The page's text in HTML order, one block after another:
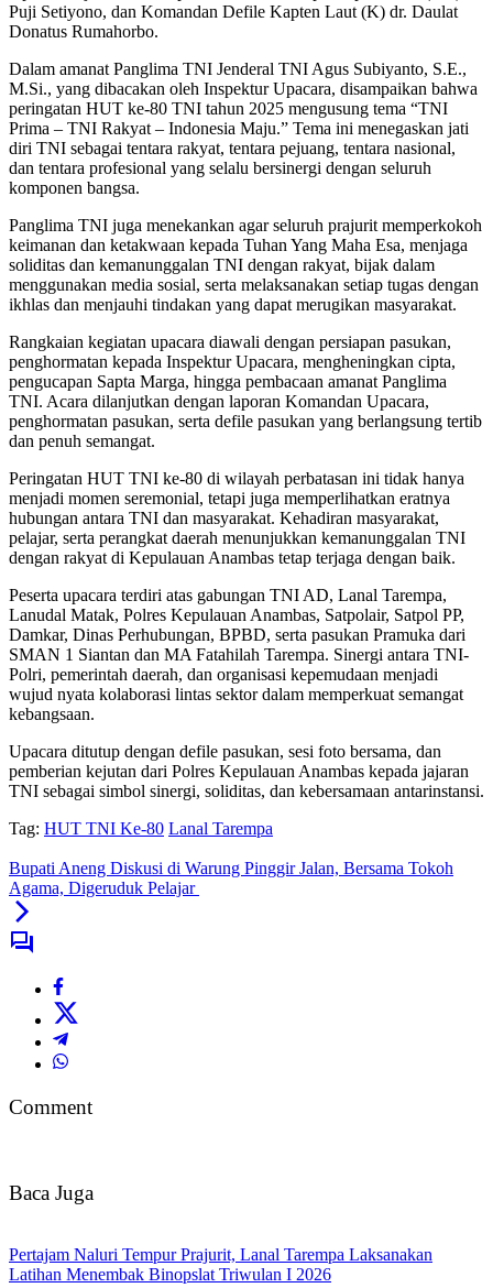
Puji Setiyono, dan Komandan Defile Kapten Laut (K) dr. Daulat
Donatus Rumahorbo.
Dalam amanat Panglima TNI Jenderal TNI Agus Subiyanto, S.E.,
M.Si., yang dibacakan oleh Inspektur Upacara, disampaikan bahwa
peringatan HUT ke-80 TNI tahun 2025 mengusung tema “TNI
Prima – TNI Rakyat – Indonesia Maju.” Tema ini menegaskan jati
diri TNI sebagai tentara rakyat, tentara pejuang, tentara nasional,
dan tentara profesional yang selalu bersinergi dengan seluruh
komponen bangsa.
Panglima TNI juga menekankan agar seluruh prajurit memperkokoh
keimanan dan ketakwaan kepada Tuhan Yang Maha Esa, menjaga
soliditas dan kemanunggalan TNI dengan rakyat, bijak dalam
menggunakan media sosial, serta melaksanakan setiap tugas dengan
ikhlas dan menjauhi tindakan yang dapat merugikan masyarakat.
Rangkaian kegiatan upacara diawali dengan persiapan pasukan,
penghormatan kepada Inspektur Upacara, mengheningkan cipta,
pengucapan Sapta Marga, hingga pembacaan amanat Panglima
TNI. Acara dilanjutkan dengan laporan Komandan Upacara,
penghormatan pasukan, serta defile pasukan yang berlangsung tertib
dan penuh semangat.
Peringatan HUT TNI ke-80 di wilayah perbatasan ini tidak hanya
menjadi momen seremonial, tetapi juga memperlihatkan eratnya
hubungan antara TNI dan masyarakat. Kehadiran masyarakat,
pelajar, serta perangkat daerah menunjukkan kemanunggalan TNI
dengan rakyat di Kepulauan Anambas tetap terjaga dengan baik.
Peserta upacara terdiri atas gabungan TNI AD, Lanal Tarempa,
Lanudal Matak, Polres Kepulauan Anambas, Satpolair, Satpol PP,
Damkar, Dinas Perhubungan, BPBD, serta pasukan Pramuka dari
SMAN 1 Siantan dan MA Fatahilah Tarempa. Sinergi antara TNI-
Polri, pemerintah daerah, dan organisasi kepemudaan menjadi
wujud nyata kolaborasi lintas sektor dalam memperkuat semangat
kebangsaan.
Upacara ditutup dengan defile pasukan, sesi foto bersama, dan
pemberian kejutan dari Polres Kepulauan Anambas kepada jajaran
TNI sebagai simbol sinergi, soliditas, dan kebersamaan antarinstansi.
Tag: HUT TNI Ke-80 Lanal Tarempa
Bupati Aneng Diskusi di Warung Pinggir Jalan, Bersama Tokoh
Agama, Digeruduk Pelajar
Comment
Baca Juga
Pertajam Naluri Tempur Prajurit, Lanal Tarempa Laksanakan
Latihan Menembak Binopslat Triwulan I 2026